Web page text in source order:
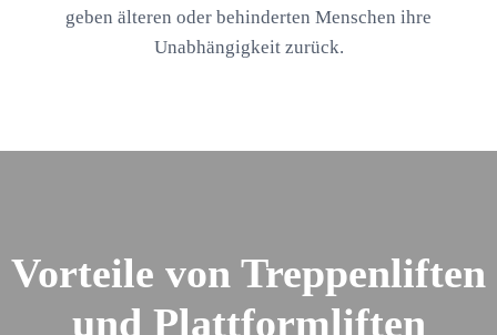
geben älteren oder behinderten Menschen ihre
Unabhängigkeit zurück.
Vorteile von Treppenliften
und Plattformliften